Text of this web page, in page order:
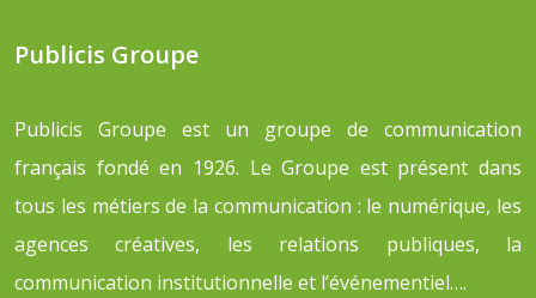
Publicis Groupe
Publicis Groupe est un groupe de communication
français fondé en 1926. Le Groupe est présent dans
tous les métiers de la communication : le numérique, les
agences créatives, les relations publiques, la
communication institutionnelle et l’événementiel….